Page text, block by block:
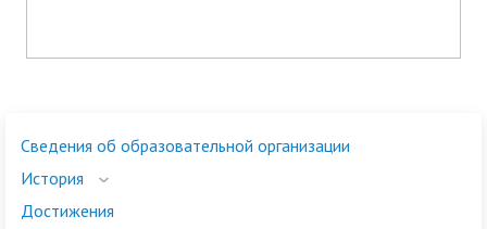
Сведения об образовательной организации
История
Достижения